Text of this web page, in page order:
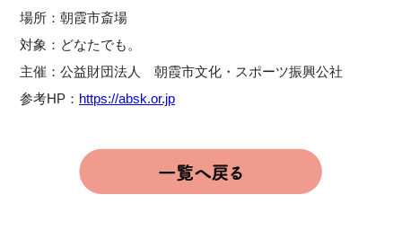
場所：朝霞市斎場
対象：どなたでも。
主催：公益財団法人 朝霞市文化・スポーツ振興公社
参考HP： https://absk.or.jp